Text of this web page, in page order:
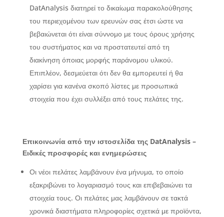
DatAnalysis διατηρεί το δικαίωμα παρακολούθησης
του περιεχομένου των ερευνών σας έτσι ώστε να
βεβαιώνεται ότι είναι σύννομο με τους όρους χρήσης
του συστήματος και να προστατευτεί από τη
διακίνηση όποιας μορφής παράνομου υλικού.
Επιπλέον, δεσμεύεται ότι δεν θα εμπορευτεί ή θα
χαρίσει για κανένα σκοπό λίστες με προσωπικά
στοιχεία που έχει συλλέξει από τους πελάτες της.
Επικοινωνία από την ιστοσελίδα της DatAnalysis–
Ειδικές προσφορές και ενημερώσεις
Οι νέοι πελάτες λαμβάνουν ένα μήνυμα, το οποίο
εξακριβώνει το λογαριασμό τους και επιβεβαιώνει τα
στοιχεία τους. Οι πελάτες μας λαμβάνουν σε τακτά
χρονικά διαστήματα πληροφορίες σχετικά με προϊόντα,